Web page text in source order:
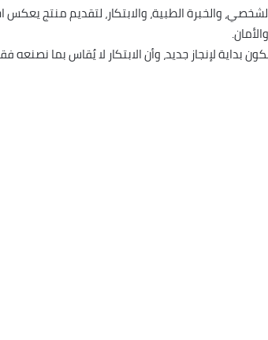
والخبرة الطبية، والابتكار، لتقديم منتج يعكس
بداية لإنجاز جديد، وأن الابتكار لا يُقاس بما نصنعه